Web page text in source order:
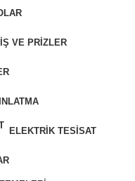
VE PRIZLER
ELEKTRIK TESISAT